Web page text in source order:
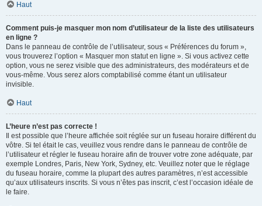
Haut
Comment puis-je masquer mon nom d’utilisateur de la liste des utilisateurs
en ligne ?
Dans le panneau de contrôle de l’utilisateur, sous « Préférences du forum »,
vous trouverez l’option « Masquer mon statut en ligne ». Si vous activez cette
option, vous ne serez visible que des administrateurs, des modérateurs et de
vous-même. Vous serez alors comptabilisé comme étant un utilisateur
invisible.
Haut
L’heure n’est pas correcte !
Il est possible que l’heure affichée soit réglée sur un fuseau horaire différent du
vôtre. Si tel était le cas, veuillez vous rendre dans le panneau de contrôle de
l’utilisateur et régler le fuseau horaire afin de trouver votre zone adéquate, par
exemple Londres, Paris, New York, Sydney, etc. Veuillez noter que le réglage
du fuseau horaire, comme la plupart des autres paramètres, n’est accessible
qu’aux utilisateurs inscrits. Si vous n’êtes pas inscrit, c’est l’occasion idéale de
le faire.